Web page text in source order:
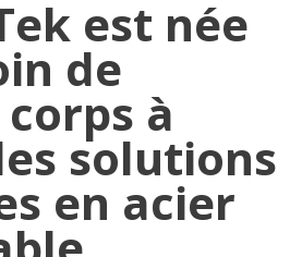
est née
de
à
solutions
en acier